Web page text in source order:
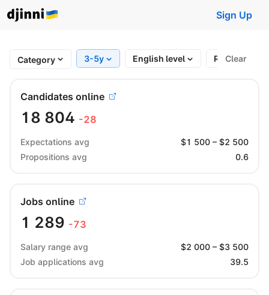
Sign Up
Category 3-5y English level Region
Clear
Candidates online
18 804 -28
Expectations avg $1 500 – $2 500
Propositions avg
0.6
Jobs online
1 289 -73
Salary range avg $2 000 – $3 500
Job applications avg
39.5